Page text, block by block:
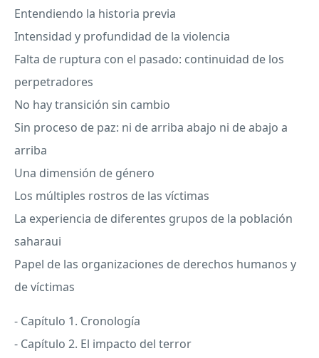
Entendiendo la historia previa
Intensidad y profundidad de la violencia
Falta de ruptura con el pasado: continuidad de los
perpetradores
No hay transición sin cambio
Sin proceso de paz: ni de arriba abajo ni de abajo a
arriba
Una dimensión de género
Los múltiples rostros de las víctimas
La experiencia de diferentes grupos de la población
saharaui
Papel de las organizaciones de derechos humanos y
de víctimas
- Capítulo 1. Cronología
- Capítulo 2. El impacto del terror